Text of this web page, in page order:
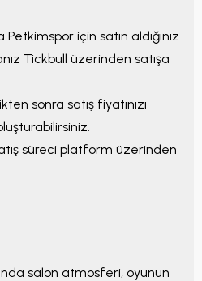
Petkimspor için satın aldığınız
Tickbull üzerinden satışa
sonra satış fiyatınızı
süreci platform üzerinden
salon atmosferi, oyunun